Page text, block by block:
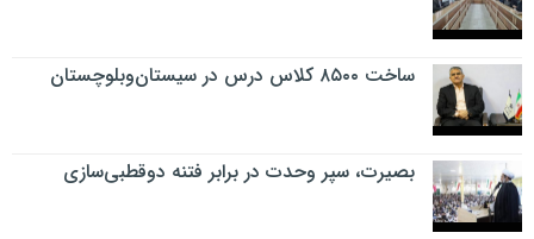
ساخت ۸۵۰۰ کلاس درس در سیستان‌وبلوچستان
بصیرت، سپر وحدت در برابر فتنه دوقطبی‌سازی